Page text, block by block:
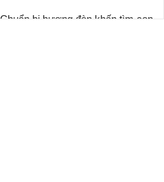
Chuẩn bị hương đèn khấn tìm con